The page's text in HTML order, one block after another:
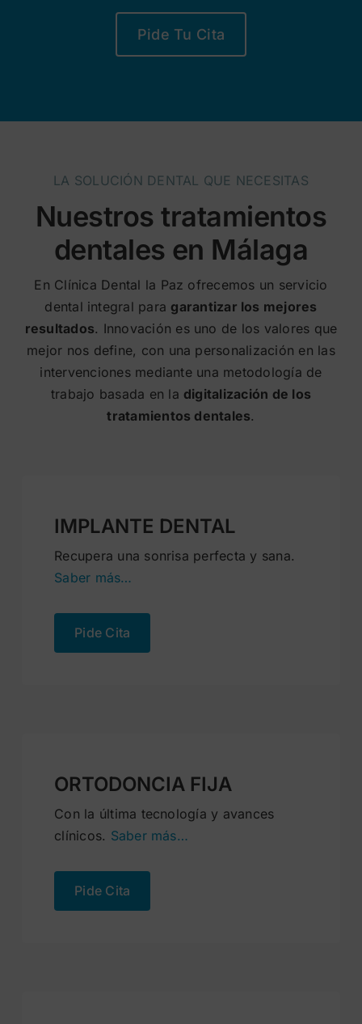
Pide Tu Cita
LA SOLUCIÓN DENTAL QUE NECESITAS
Nuestros tratamientos
dentales en Málaga
En Clínica Dental la Paz ofrecemos un servicio
dental integral para garantizar los mejores
resultados. Innovación es uno de los valores que
mejor nos define, con una personalización en las
intervenciones mediante una metodología de
trabajo basada en la digitalización de los
tratamientos dentales.
IMPLANTE DENTAL
Recupera una sonrisa perfecta y sana.
Saber más…
Pide Cita
ORTODONCIA FIJA
Con la última tecnología y avances
clínicos. Saber más…
Pide Cita